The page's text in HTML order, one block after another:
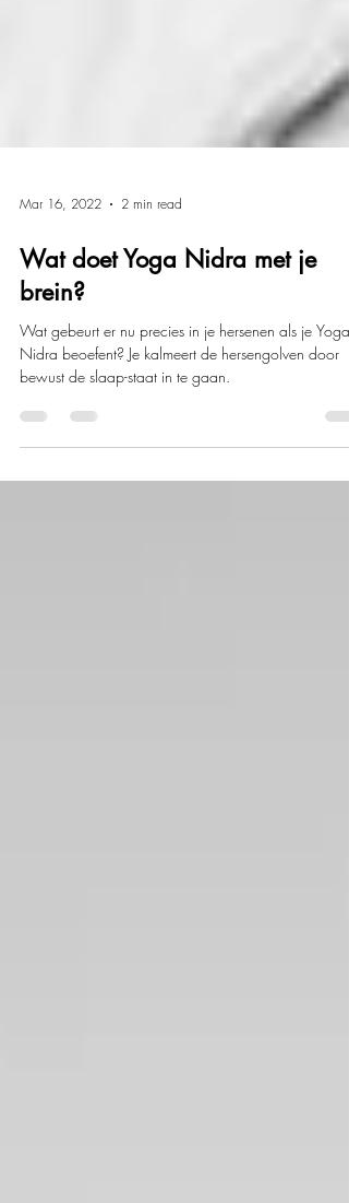
Mar 16, 2022 2 min read
brein?
Wat gebeurt er nu precies in je hersenen als je Yoga
Nidra beoefent? Je kalmeert de hersengolven door